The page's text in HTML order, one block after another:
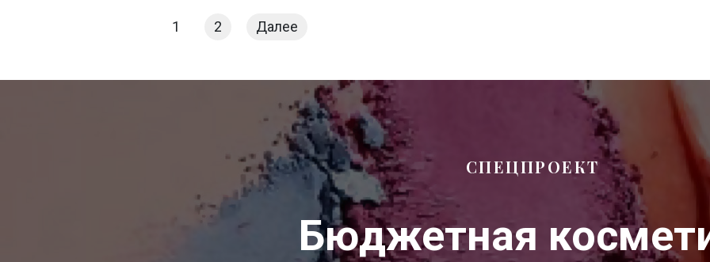
1 2 Далее
СПЕЦПРОЕКТ
Бюджетная